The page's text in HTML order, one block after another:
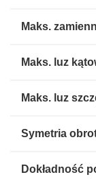
Maks.
Maks. luz
Maks. luz
Symetria
Dokładność